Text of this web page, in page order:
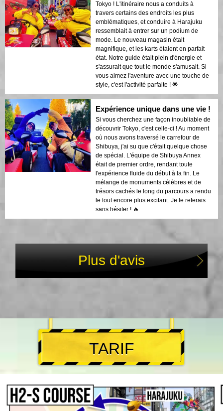
Tokyo ! L'itinéraire nous a conduits à
travers certains des endroits les plus
emblématiques, et conduire à Harajuku
ressemblait à entrer sur un podium de
mode. Le nouveau magasin était
magnifique, et les karts étaient en parfait
état. Notre guide était plein d'énergie et
s'assurait que tout le monde s'amusait. Si
vous aimez l'aventure avec une touche de
style, c'est l'activité parfaite ! 🌟
Expérience unique dans une vie !
Si vous cherchez une façon inoubliable de
découvrir Tokyo, c'est celle-ci ! Au moment
où nous avons traversé le carrefour de
Shibuya, j'ai su que c'était quelque chose
de spécial. L'équipe de Shibuya Annex
était de premier ordre, rendant toute
l'expérience fluide du début à la fin. Le
mélange de monuments célèbres et de
trésors cachés le long du parcours a rendu
le tout encore plus excitant. Je le referais
sans hésiter ! 🔥
Plus d'avis
TARIF